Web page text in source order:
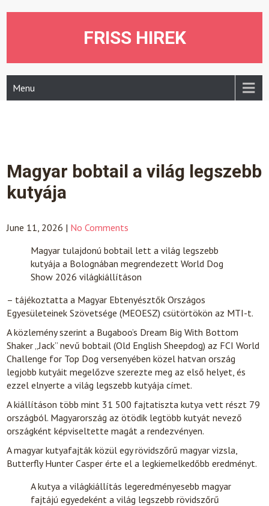
FRISS HIREK
Menu
Magyar bobtail a világ legszebb
kutyája
June 11, 2026 | No Comments
Magyar tulajdonú bobtail lett a világ legszebb
kutyája a Bolognában megrendezett World Dog
Show 2026 világkiállításon
– tájékoztatta a Magyar Ebtenyésztők Országos
Egyesületeinek Szövetsége (MEOESZ) csütörtökön az MTI-t.
A közlemény szerint a Bugaboo’s Dream Big With Bottom
Shaker „Jack” nevű bobtail (Old English Sheepdog) az FCI World
Challenge for Top Dog versenyében közel hatvan ország
legjobb kutyáit megelőzve szerezte meg az első helyet, és
ezzel elnyerte a világ legszebb kutyája címet.
A kiállításon több mint 31 500 fajtatiszta kutya vett részt 79
országból. Magyarország az ötödik legtöbb kutyát nevező
országként képviseltette magát a rendezvényen.
A magyar kutyafajták közül egy rövidszőrű magyar vizsla,
Butterfly Hunter Casper érte el a legkiemelkedőbb eredményt.
A kutya a világkiállítás legeredményesebb magyar
fajtájú egyedeként a világ legszebb rövidszőrű